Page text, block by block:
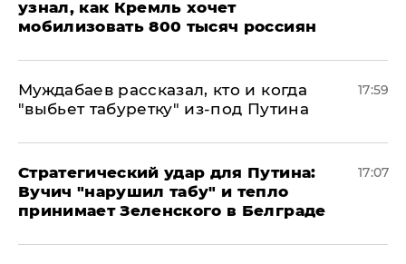
узнал, как Кремль хочет
мобилизовать 800 тысяч россиян
Муждабаев рассказал, кто и когда
"выбьет табуретку" из-под Путина
17:59
Стратегический удар для Путина:
Вучич "нарушил табу" и тепло
принимает Зеленского в Белграде
17:07